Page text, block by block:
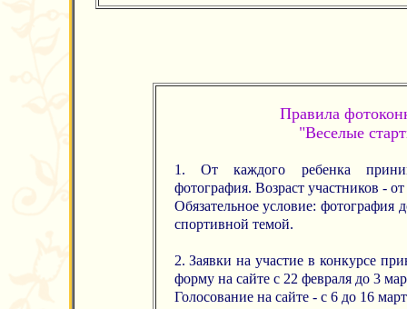
Правила
"Веселые
1. От каждого ребенка
фотография. Возраст участников -
Обязательное условие: фотография
спортивной темой.
2. Заявки на участие в конкурсе
форму на сайте с 22 февраля до 3
Голосование на сайте - с 6 до 16